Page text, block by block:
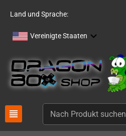
Land und Sprache:
Vereinigte Staaten
view_headline